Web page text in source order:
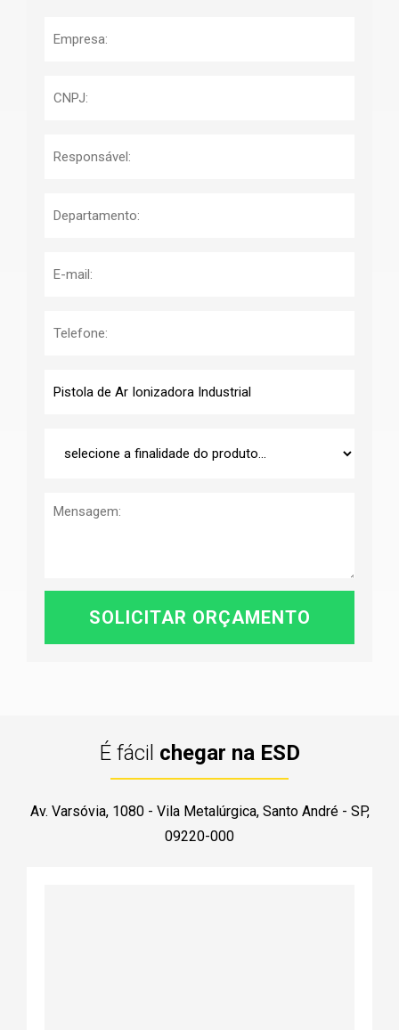
É fácil chegar na ESD
Av. Varsóvia, 1080 - Vila Metalúrgica, Santo André - SP,
09220-000